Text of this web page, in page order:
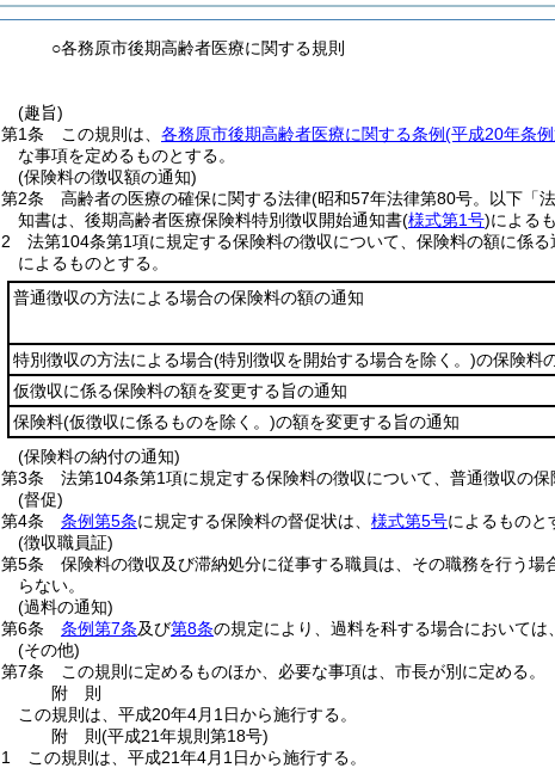
○各務原市後期高齢者医療に関する規則
(趣旨)
第1条
この規則は、 各務原市後期高齢者医療に関する条例(平成20年条
な事項を定めるものとする。
(保険料の徴収額の通知)
第2条
高齢者の医療の確保に関する法律(昭和57年法律第80号。以下「
知書は、後期高齢者医療保険料特別徴収開始通知書(様式第1号)による
2
法第104条第1項に規定する保険料の徴収について、保険料の額に係る
によるものとする。
普通徴収の方法による場合の保険料の額の通知
特別徴収の方法による場合(特別徴収を開始する場合を除く。)の保険料
仮徴収に係る保険料の額を変更する旨の通知
保険料(仮徴収に係るものを除く。)の額を変更する旨の通知
(保険料の納付の通知)
第3条
法第104条第1項に規定する保険料の徴収について、普通徴収の
(督促)
第4条
条例第5条に規定する保険料の督促状は、 様式第5号によるものと
(徴収職員証)
第5条
保険料の徴収及び滞納処分に従事する職員は、その職務を行う場
らない。
(過料の通知)
第6条
条例第7条及び第8条の規定により、過料を科する場合においては
(その他)
第7条
この規則に定めるものほか、必要な事項は、市長が別に定める。
附 則
この規則は、平成20年4月1日から施行する。
附 則(平成21年規則第18号)
1
この規則は、平成21年4月1日から施行する。